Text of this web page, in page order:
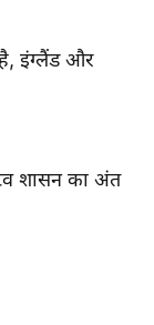
है, इंग्लैंड और
शासन का अंत